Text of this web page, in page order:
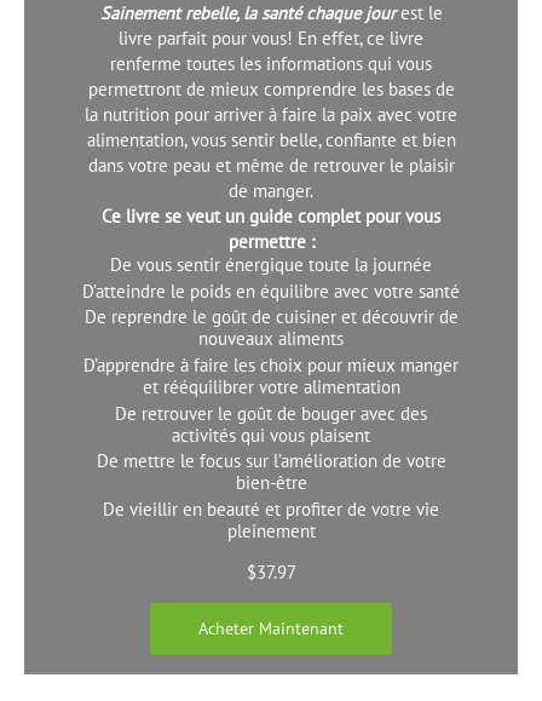
Sainement rebelle, la santé chaque jourest le
livre parfait pour vous! En effet, ce livre
renferme toutes les informations qui vous
permettront de mieux comprendre les bases de
la nutrition pour arriver à faire la paix avec votre
alimentation, vous sentir belle, confiante et bien
dans votre peau et même de retrouver le plaisir
de manger.
Ce livre se veut un guide complet pour vous
permettre :
De vous sentir énergique toute la journée
D’atteindre le poids en équilibre avec votre santé
De reprendre le goût de cuisiner et découvrir de
nouveaux aliments
D’apprendre à faire les choix pour mieux manger
et rééquilibrer votre alimentation
De retrouver le goût de bouger avec des
activités qui vous plaisent
De mettre le focus sur l’amélioration de votre
bien-être
De vieillir en beauté et profiter de votre vie
pleinement
$37.97
Acheter Maintenant